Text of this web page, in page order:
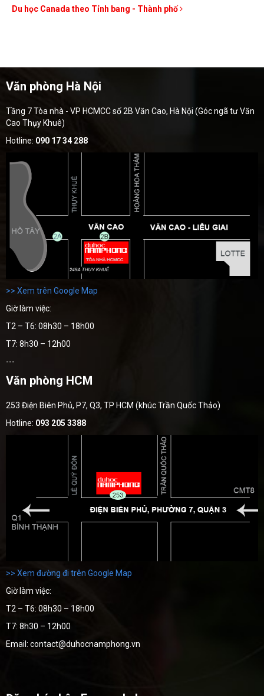
Du học Canada theo Tỉnh bang - Thành phố
Văn phòng Hà Nội
Tầng 7 Tòa nhà - VP HCMCC số 2B Văn Cao, Hà Nội (Góc ngã tư Văn
Cao Thụy Khuê)
Hotline: 090 17 34 288
>> Xem trên Google Map
Giờ làm việc:
T2 – T6: 08h30 – 18h00
T7: 8h30 – 12h00
---
Văn phòng HCM
253 Điện Biên Phủ, P7, Q3, TP HCM (khúc Trần Quốc Thảo)
Hotline: 093 205 3388
>> Xem đường đi trên Google Map
Giờ làm việc:
T2 – T6: 08h30 – 18h00
T7: 8h30 – 12h00
Email: contact@duhocnamphong.vn